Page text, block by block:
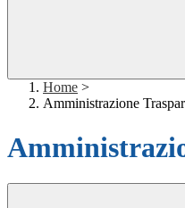
Home >
Amministrazione